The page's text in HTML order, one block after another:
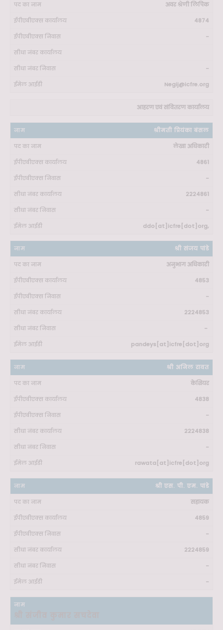
अवर श्रेणी लिपिक
4874
-
-
Negij@icfre.org
आहरण एवं संवितरण कार्यालय
श्रीमती प्रियंका बंसल
लेखा अधिकारी
4861
-
2224861
-
ddo[at]icfre[dot]org,
श्री संजय पांडे
अनुभाग अधिकारी
4853
-
2224853
-
pandeys[at]icfre[dot]org
श्री अनिल रावत
केशियर
4838
-
2224838
-
rawata[at]icfre[dot]org
श्री एस. पी. एम. पांडे
सहायक
4859
-
2224859
-
-